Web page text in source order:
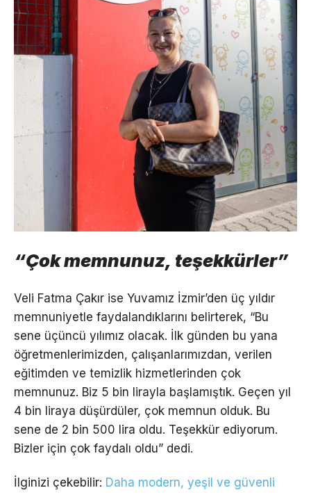
“Çok memnunuz, teşekkürler”
Veli Fatma Çakır ise Yuvamız İzmir’den üç yıldır
memnuniyetle faydalandıklarını belirterek, “Bu
sene üçüncü yılımız olacak. İlk günden bu yana
öğretmenlerimizden, çalışanlarımızdan, verilen
eğitimden ve temizlik hizmetlerinden çok
memnunuz. Biz 5 bin lirayla başlamıştık. Geçen yıl
4 bin liraya düşürdüler, çok memnun olduk. Bu
sene de 2 bin 500 lira oldu. Teşekkür ediyorum.
Bizler için çok faydalı oldu” dedi.
İlginizi çekebilir: Daha modern, yeşil ve güvenli